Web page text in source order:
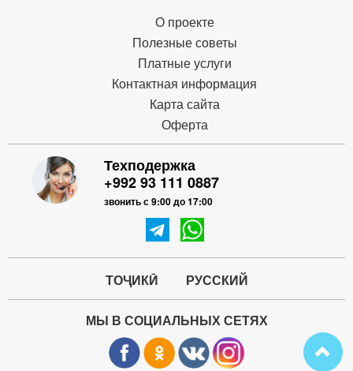
О проекте
Полезные советы
Платные услуги
Контактная информация
Карта сайта
Оферта
Техподержка
+992 93 111 0887
звонить с 9:00 до 17:00
ТОҶИКӢ РУССКИЙ
МЫ В СОЦИАЛЬНЫХ СЕТЯХ